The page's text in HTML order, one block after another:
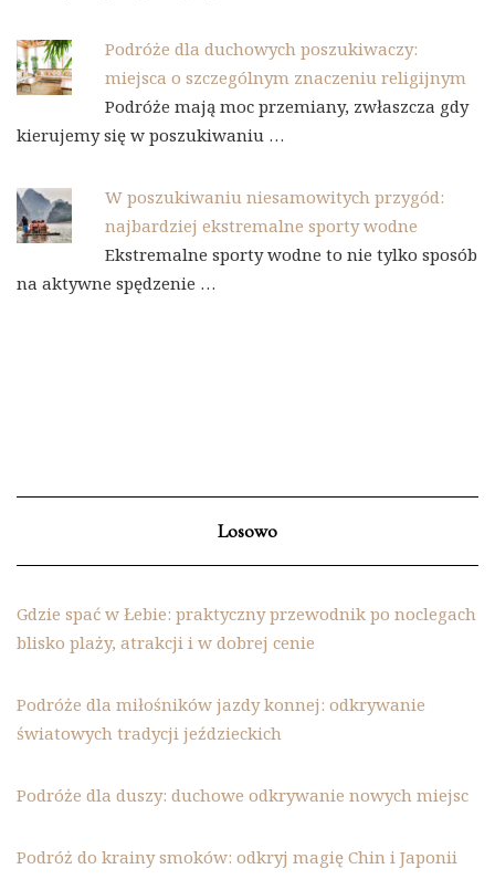
Podróże dla duchowych poszukiwaczy:
miejsca o szczególnym znaczeniu religijnym
Podróże mają moc przemiany, zwłaszcza gdy
kierujemy się w poszukiwaniu …
W poszukiwaniu niesamowitych przygód:
najbardziej ekstremalne sporty wodne
Ekstremalne sporty wodne to nie tylko sposób
na aktywne spędzenie …
Losowo
Gdzie spać w Łebie: praktyczny przewodnik po noclegach
blisko plaży, atrakcji i w dobrej cenie
Podróże dla miłośników jazdy konnej: odkrywanie
światowych tradycji jeździeckich
Podróże dla duszy: duchowe odkrywanie nowych miejsc
Podróż do krainy smoków: odkryj magię Chin i Japonii